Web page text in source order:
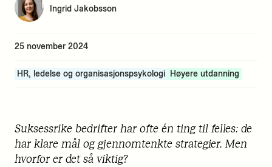
Ingrid Jakobsson
25 november 2024
HR, ledelse og organisasjonspsykologi Høyere utdanning
Suksessrike bedrifter har ofte én ting til felles: de
har klare mål og gjennomtenkte strategier. Men
hvorfor er det så viktig?